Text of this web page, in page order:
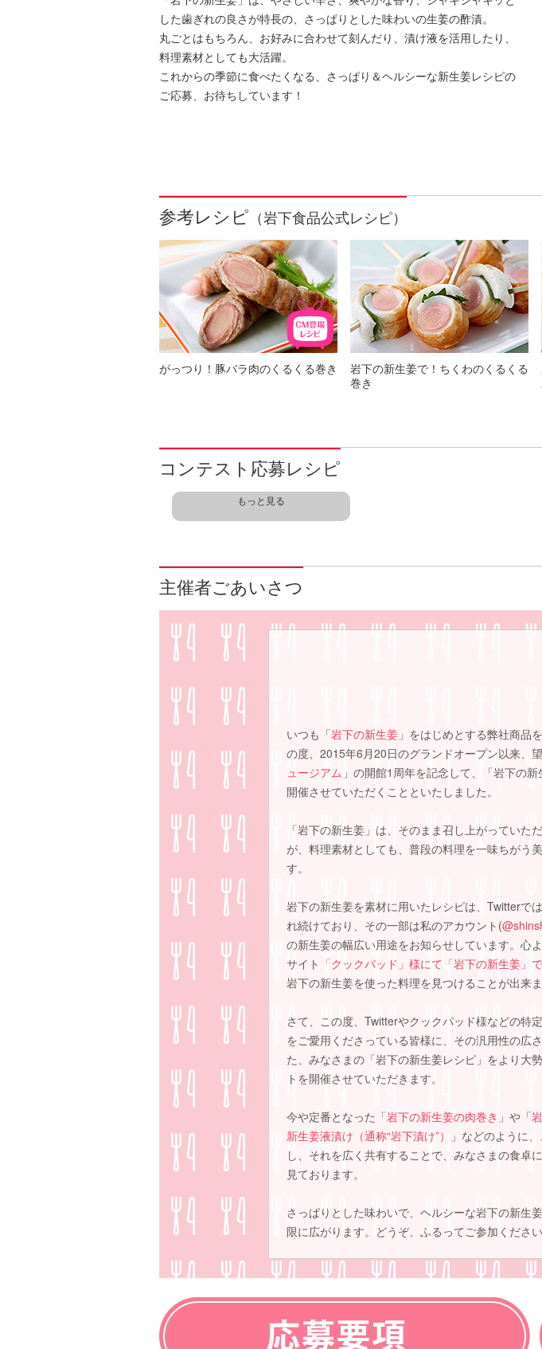
した歯ぎれの良さが特長の、さっぱりとした味わいの生姜の酢漬。
丸ごとはもちろん、お好みに合わせて刻んだり、漬け液を活用したり、
料理素材としても大活躍。
これからの季節に食べたくなる、さっぱり＆ヘルシーな新生姜レシピの
ご応募、お待ちしています！
参考レシピ （岩下食品公式レシピ）
がっつり！豚バラ肉のくるくる巻き
岩下の新生姜で！ちくわのくるくる
巻き
コンテスト応募レシピ
もっと見る
主催者ごあいさつ
いつも「岩下の新生姜 」をはじめとする弊社商品
の度、2015年6月20日のグランドオープン以来、
ュージアム 」の開館1周年を記念して、「岩下の
開催させていただくことといたしました。
「岩下の新生姜」は、そのまま召し上がってい
が、料理素材としても、普段の料理を一味ちがう
す。
岩下の新生姜を素材に用いたレシピは、Twitterで
れ続けており、その一部は私のアカウント(
の新生姜の幅広い用途をお知らせしています。心
サイト 「クックパッド」様にて「岩下の新生姜」
岩下の新生姜を使った料理を見つけることが出来
さて、この度、Twitterやクックパッド様などの特
をご愛用くださっている皆様に、その汎用性の広
た、みなさまの「岩下の新生姜レシピ」をより大
トを開催させていただきます。
今や定番となった「岩下の新生姜の肉巻き 」や「
新生姜液漬け（通称“岩下漬け”）
」などのように
し、それを広く共有することで、みなさまの食卓
見ております。
さっぱりとした味わいで、ヘルシーな岩下の新生
限に広がります。どうぞ、ふるってご参加くださ